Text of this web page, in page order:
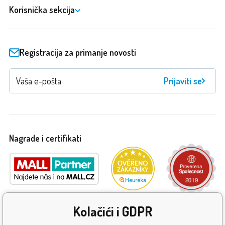
Korisnička sekcija
Registracija za primanje novosti
Prijaviti se
Nagrade i certifikati
Kolačići i GDPR